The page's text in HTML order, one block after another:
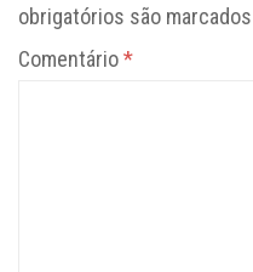
obrigatórios são
Comentário*